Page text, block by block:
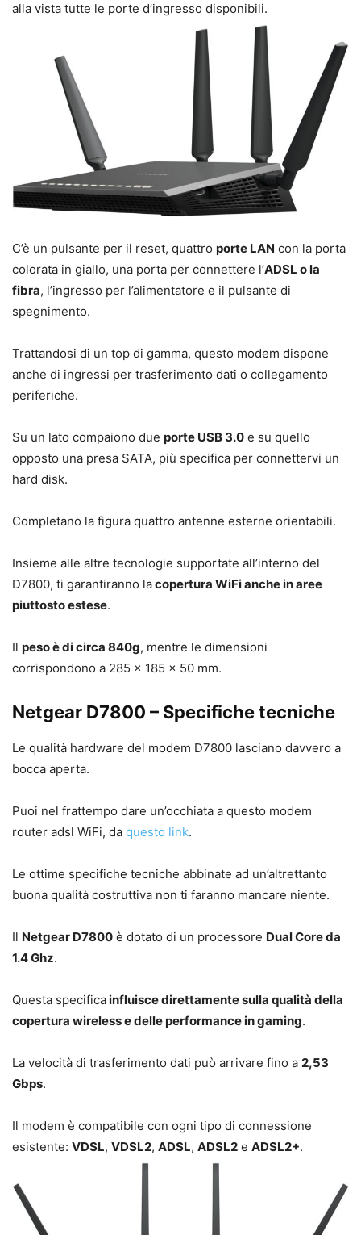
alla vista tutte le porte d’ingresso disponibili.
C’è un pulsante per il reset, quattro porte LAN con la porta
colorata in giallo, una porta per connettere l’ADSL o la
fibra, l’ingresso per l’alimentatore e il pulsante di
spegnimento.
Trattandosi di un top di gamma, questo modem dispone
anche di ingressi per trasferimento dati o collegamento
periferiche.
Su un lato compaiono due porte USB 3.0 e su quello
opposto una presa SATA, più specifica per connettervi un
hard disk.
Completano la figura quattro antenne esterne orientabili.
Insieme alle altre tecnologie supportate all’interno del
D7800, ti garantiranno lacopertura WiFi anche in aree
piuttosto estese.
Il peso è di circa 840g, mentre le dimensioni
corrispondono a 285 x 185 x 50 mm.
Netgear D7800 – Specifiche tecniche
Le qualità hardware del modem D7800 lasciano davvero a
bocca aperta.
Puoi nel frattempo dare un’occhiata a questo modem
router adsl WiFi, da questo link.
Le ottime specifiche tecniche abbinate ad un’altrettanto
buona qualità costruttiva non ti faranno mancare niente.
Il Netgear D7800 è dotato di un processore Dual Core da
1.4 Ghz.
Questa specificainfluisce direttamente sulla qualità della
copertura wireless e delle performance in gaming.
La velocità di trasferimento dati può arrivare fino a 2,53
Gbps.
Il modem è compatibile con ogni tipo di connessione
esistente: VDSL, VDSL2, ADSL, ADSL2 e ADSL2+.